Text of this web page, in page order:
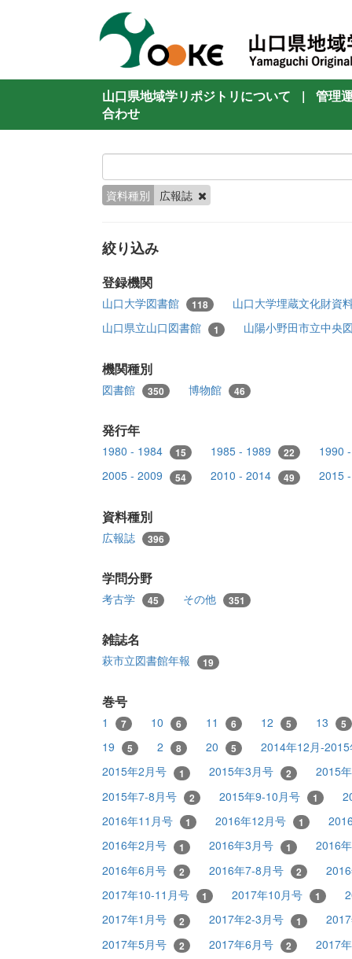
山口県地域学リポジトリについて |
管理
合わせ
資料種別 広報誌
絞り込み
登録機関
山口大学図書館 118
山口大学埋蔵文化財資
山口県立山口図書館
1 山陽小野田市立中央
機関種別
図書館 350 博物館 46
発行年
1980 - 1984 15 1985 - 1989 22
1990
2005 - 2009
54 2010 - 2014 49 2015
資料種別
広報誌 396
学問分野
考古学 45 その他 351
雑誌名
萩市立図書館年報 19
巻号
1 7 10 6 11 6 12 5 13 5
19 5 2 8 20 5
2014年12月-
2015年2月号
1 2015年3月号 2
2015
2015年7-8月号
2 2015年9-10月号 1
2016年11月号
1 2016年12月号 1
2016年2月号
1 2016年3月号 1
2016
2016年6月号
2 2016年7-8月号 2
2017年10-11月号
1 2017年10月号 1
2017年1月号
2 2017年2-3月号 1
2017年5月号
2 2017年6月号 2
2017